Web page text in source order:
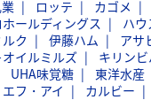
ロッテ カゴメ
ールディングス ハ
ク 伊藤ハム アサ
オイルミルズ キリン
UHA味覚糖 東洋水産
フ・アイ カルビー